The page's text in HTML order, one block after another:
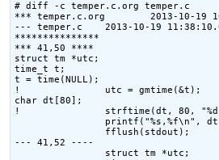
# diff -c temper.c.org temper.c
*** temper.c.org        2013-10-19
--- temper.c    2013-10-19
***************
*** 41,50 ****
struct tm *utc;
time_t t;
t = time(NULL);
!               utc = gmtime(&t);
char dt[80];
!               strftime(dt, 80, "%d-
printf("%s,%f\n",
                fflush(stdout);
--- 41,52 ----
                struct tm *utc;